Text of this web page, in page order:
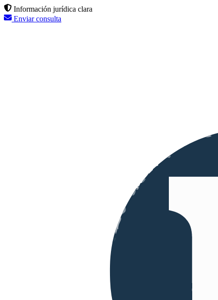
Información jurídica clara
Enviar consulta